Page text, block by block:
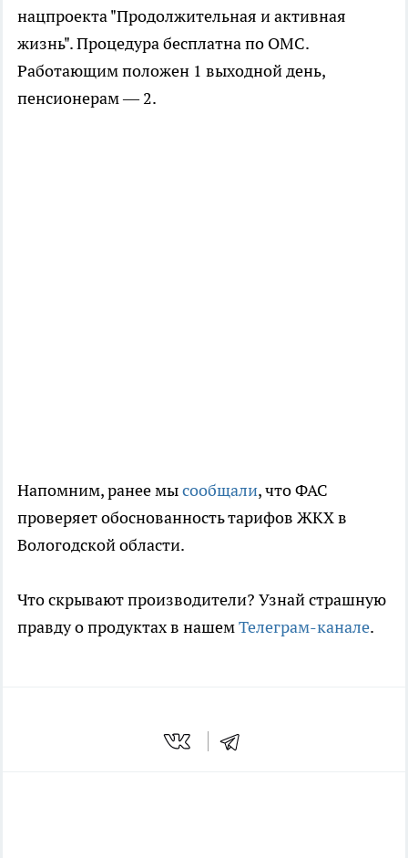
нацпроекта "Продолжительная и активная
жизнь". Процедура бесплатна по ОМС.
Работающим положен 1 выходной день,
пенсионерам — 2.
Напомним, ранее мысообщали, что ФАС
проверяет обоснованность тарифов ЖКХ в
Вологодской области.
Что скрывают производители? Узнай страшную
правду о продуктах в нашемТелеграм-канале.